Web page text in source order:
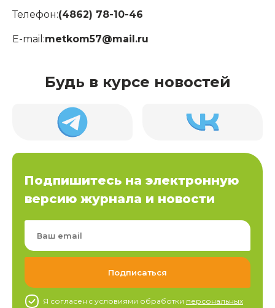
Телефон:(4862) 78-10-46
E-mail:metkom57@mail.ru
Будь в курсе новостей
Подпишитесь на электронную
версию журнала и новости
Я согласен c условиями обработки персональных